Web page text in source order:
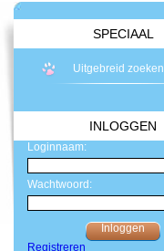
SPECIAAL
Uitgebreid zoeken
INLOGGEN
Loginnaam:
Wachtwoord:
Registreren